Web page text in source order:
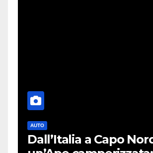
AUTO
Dall’Italia a Capo